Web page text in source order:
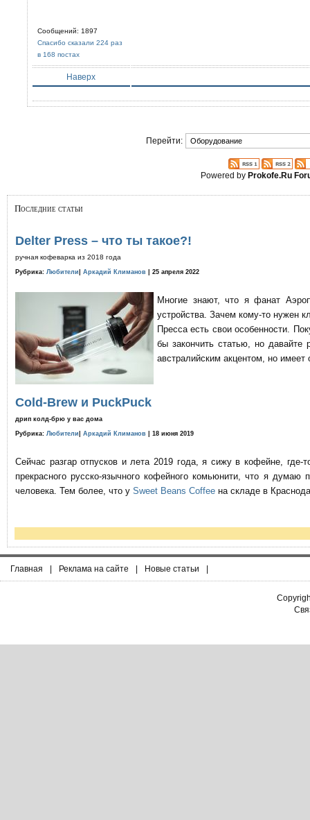
Сообщений: 1897
Спасибо сказали 224 раз
в 168 постах
Наверх
Перейти:
Powered byProkofe.Ru
Последние статьи
Delter Press – что ты такое?!
ручная кофеварка из 2018 года
Рубрика: Любители Аркадий Климанов | 25 апреля 2022
Многие знают, что я фанат
устройства. Зачем кому-то нужен
Пресса есть свои особенности.
бы закончить статью, но давайте
австралийским акцентом, но имеет
Cold-Brew и PuckPuck
дрип колд-брю у вас дома
Рубрика: Любители Аркадий Климанов | 18 июня 2019
Сейчас разгар отпусков и лета 2019 года, я сижу в кофейне,
прекрасного русско-язычного кофейного комьюнити, что я
человека. Тем более, что у Sweet Beans Coffee на складе в
Главная | Реклама на сайте | Новые статьи |